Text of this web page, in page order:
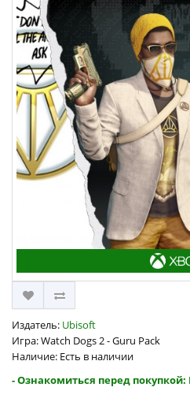
Издатель: Ubisoft
Игра: Watch Dogs 2 - Guru Pack
Наличие: Есть в наличии
- Ознакомиться перед покупкой: